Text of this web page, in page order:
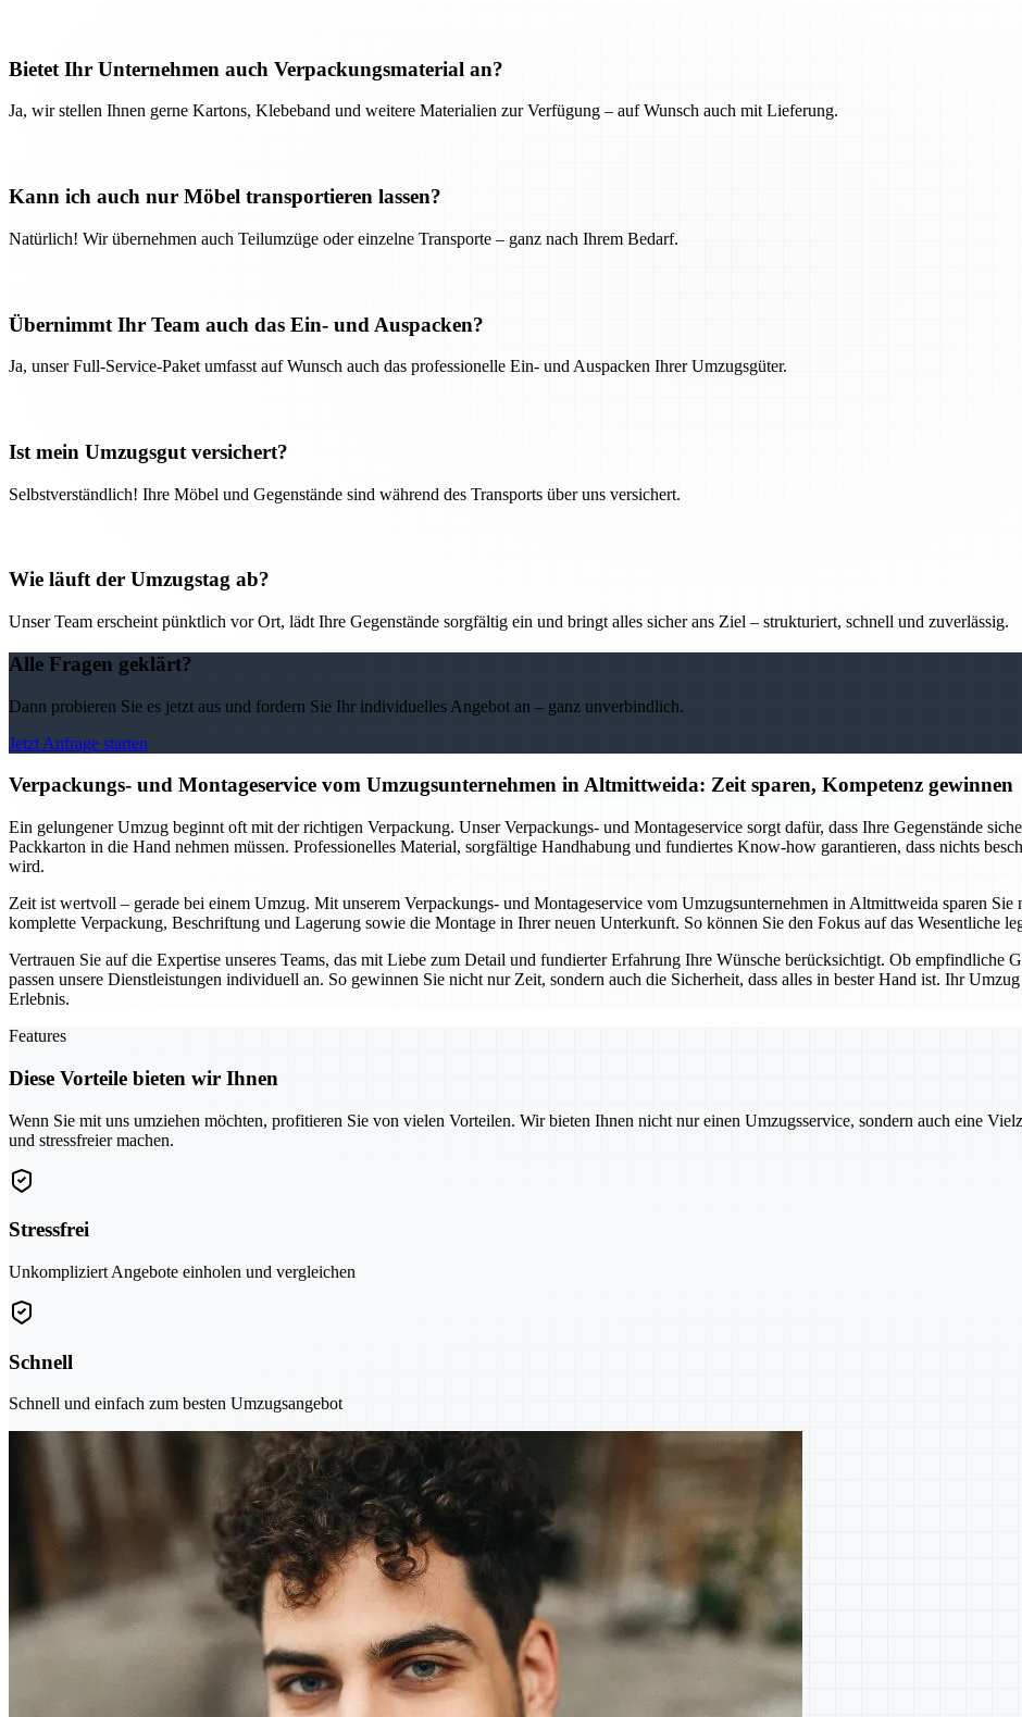
Bietet Ihr Unternehmen auch Verpackungsmaterial an?
Ja, wir stellen Ihnen gerne Kartons, Klebeband und weitere Materialien zur Verfügung – auf Wunsch auch mit Lieferung.
Kann ich auch nur Möbel transportieren lassen?
Natürlich! Wir übernehmen auch Teilumzüge oder einzelne Transporte – ganz nach Ihrem Bedarf.
Übernimmt Ihr Team auch das Ein- und Auspacken?
Ja, unser Full-Service-Paket umfasst auf Wunsch auch das professionelle Ein- und Auspacken Ihrer Umzugsgüter.
Ist mein Umzugsgut versichert?
Selbstverständlich! Ihre Möbel und Gegenstände sind während des Transports über uns versichert.
Wie läuft der Umzugstag ab?
Unser Team erscheint pünktlich vor Ort, lädt Ihre Gegenstände sorgfältig ein und bringt alles sicher ans Ziel – strukturiert, schnell und zuverlässig.
Alle Fragen geklärt?
Dann probieren Sie es jetzt aus und fordern Sie Ihr individuelles Angebot an – ganz unverbindlich.
Jetzt Anfrage starten
Verpackungs- und Montageservice vom Umzugsunternehmen in Altmittweida: Zeit sparen, Kompetenz gewinnen
Ein gelungener Umzug beginnt oft mit der richtigen Verpackung. Unser Verpackungs- und Montageservice sorgt dafür, dass Ihre Gegenstände
Packkarton in die Hand nehmen müssen. Professionelles Material, sorgfältige Handhabung und fundiertes Know-how garantieren, dass nichts
wird.
Zeit ist wertvoll – gerade bei einem Umzug. Mit unserem Verpackungs- und Montageservice vom Umzugsunternehmen in Altmittweida sparen
komplette Verpackung, Beschriftung und Lagerung sowie die Montage in Ihrer neuen Unterkunft. So können Sie den Fokus auf das Wesentliche
Vertrauen Sie auf die Expertise unseres Teams, das mit Liebe zum Detail und fundierter Erfahrung Ihre Wünsche berücksichtigt. Ob empfindliche
passen unsere Dienstleistungen individuell an. So gewinnen Sie nicht nur Zeit, sondern auch die Sicherheit, dass alles in bester Hand ist. Ihr
Erlebnis.
Features
Diese Vorteile bieten wir Ihnen
Wenn Sie mit uns umziehen möchten, profitieren Sie von vielen Vorteilen. Wir bieten Ihnen nicht nur einen Umzugsservice, sondern auch eine
und stressfreier machen.
Stressfrei
Unkompliziert Angebote einholen und vergleichen
Schnell
Schnell und einfach zum besten Umzugsangebot